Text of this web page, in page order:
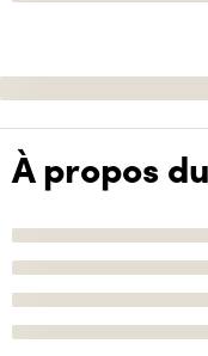
À propos